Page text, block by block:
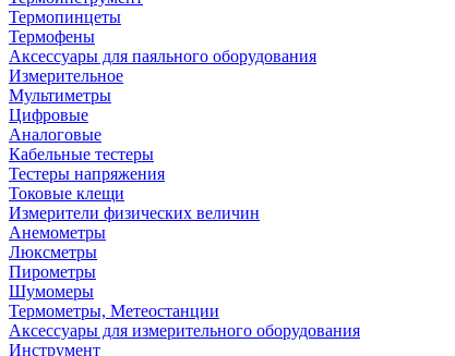
Термопинцеты
Термофены
Аксессуары для паяльного оборудования
Измерительное
Мультиметры
Цифровые
Аналоговые
Кабельные тестеры
Тестеры напряжения
Токовые клещи
Измерители физических величин
Анемометры
Люксметры
Пирометры
Шумомеры
Термометры, Метеостанции
Аксессуары для измерительного оборудования
Инструмент